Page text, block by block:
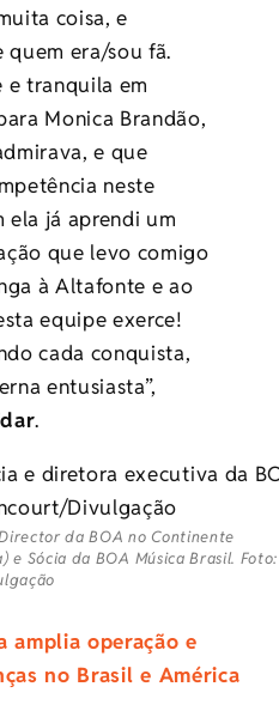
coisa, e
era/sou fã.
e tranquila em
Monica Brandão,
e que
neste
ela já aprendi um
que levo comigo
à Altafonte e ao
equipe exerce!
cada conquista,
entusiasta”,
.
da BOA no Continente
e Sócia da BOA Música Brasil. Foto:
amplia operação e
no Brasil e América